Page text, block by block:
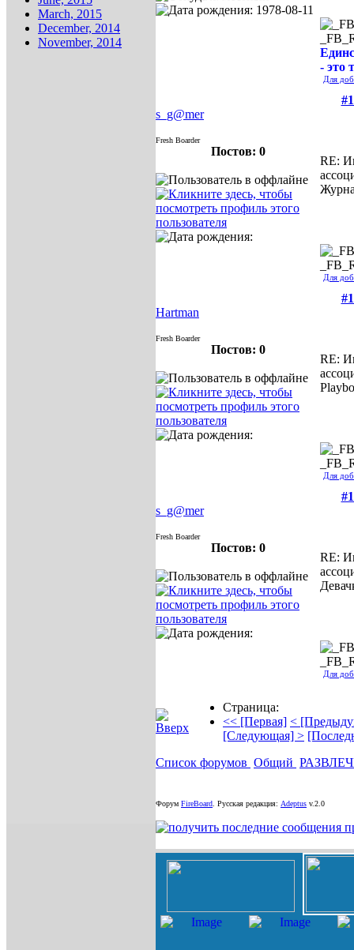
March, 2015
December, 2014
November, 2014
- это
Для
s_g@mer
Fresh Boarder
Постов: 0
RE:
Для
Hartman
Fresh Boarder
Постов: 0
RE:
Для
s_g@mer
Fresh Boarder
Постов: 0
RE:
Для
Страница:
<< [Первая] <
[Следующая] >
Список форумов Общий
Форум FireBoard Русская редакция: Adeptus v.2.0